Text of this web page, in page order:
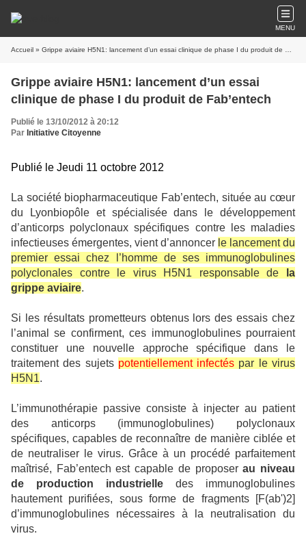
MENU
Accueil » Grippe aviaire H5N1: lancement d’un essai clinique de phase I du produit de Fab’entech
Grippe aviaire H5N1: lancement d’un essai
clinique de phase I du produit de Fab’entech
Publié le 13/10/2012 à 20:12
Par Initiative Citoyenne
Publié le Jeudi 11 octobre 2012
La société biopharmaceutique Fab’entech, située au cœur
du Lyonbiopôle et spécialisée dans le développement
d’anticorps polyclonaux spécifiques contre les maladies
infectieuses émergentes, vient d’annoncer le lancement du
premier essai chez l’homme de ses immunoglobulines
polyclonales contre le virus H5N1 responsable de
la
grippe aviaire.
Si les résultats prometteurs obtenus lors des essais chez
l’animal se confirment, ces immunoglobulines pourraient
constituer une nouvelle approche spécifique dans le
traitement des sujets potentiellement infectés par le virus
H5N1.
L’immunothérapie passive consiste à injecter au patient
des anticorps (immunoglobulines) polyclonaux
spécifiques, capables de reconnaître de manière ciblée et
de neutraliser le virus. Grâce à un procédé parfaitement
maîtrisé, Fab’entech est capable de proposerau niveau
de production industrielle des immunoglobulines
hautement purifiées, sous forme de fragments [F(ab')2]
d’immunoglobulines nécessaires à la neutralisation du
virus.